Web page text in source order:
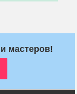
мастеров!